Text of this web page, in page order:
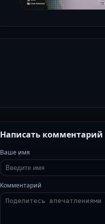
Написать комментарий
Ваше имя
Комментарий